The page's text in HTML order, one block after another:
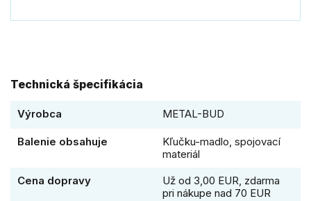
Technická špecifikácia
Výrobca METAL-BUD
Balenie obsahuje
Kľučku-madlo, spojovací
materiál
Cena dopravy
Už od 3,00 EUR, zdarma
pri nákupe nad 70 EUR